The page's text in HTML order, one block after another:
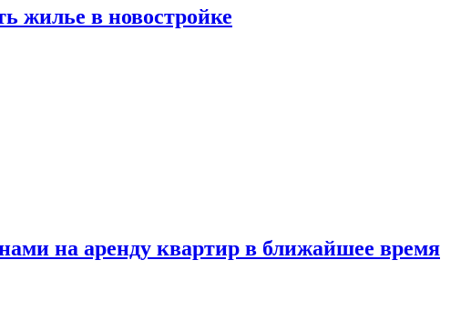
жилье в новостройке
на аренду квартир в ближайшее время